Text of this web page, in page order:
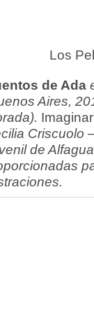
Los
de Ada
Aires,
Criscuolo
de